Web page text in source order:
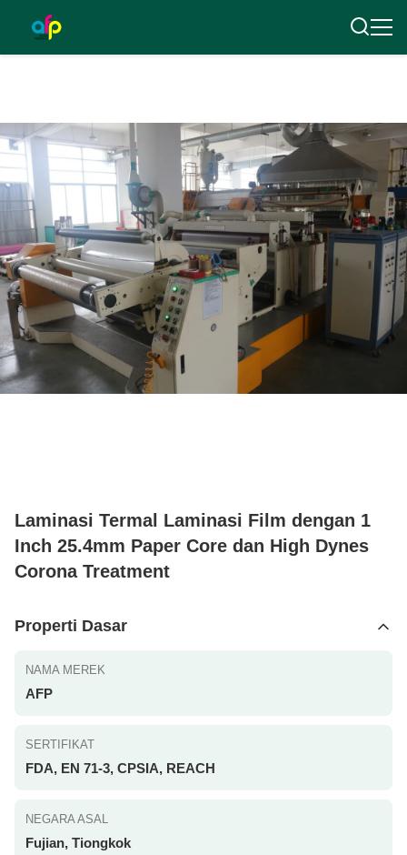
Laminasi Termal Laminasi Film dengan 1
Inch 25.4mm Paper Core dan High Dynes
Corona Treatment
Properti Dasar
NAMA MEREK
AFP
SERTIFIKAT
FDA, EN 71-3, CPSIA, REACH
NEGARA ASAL
Fujian, Tiongkok